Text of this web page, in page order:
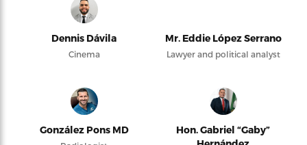
Dennis Dávila
Cinema
Mr. Eddie López Serrano
Lawyer and political analyst
González Pons MD
Hon. Gabriel “Gaby”